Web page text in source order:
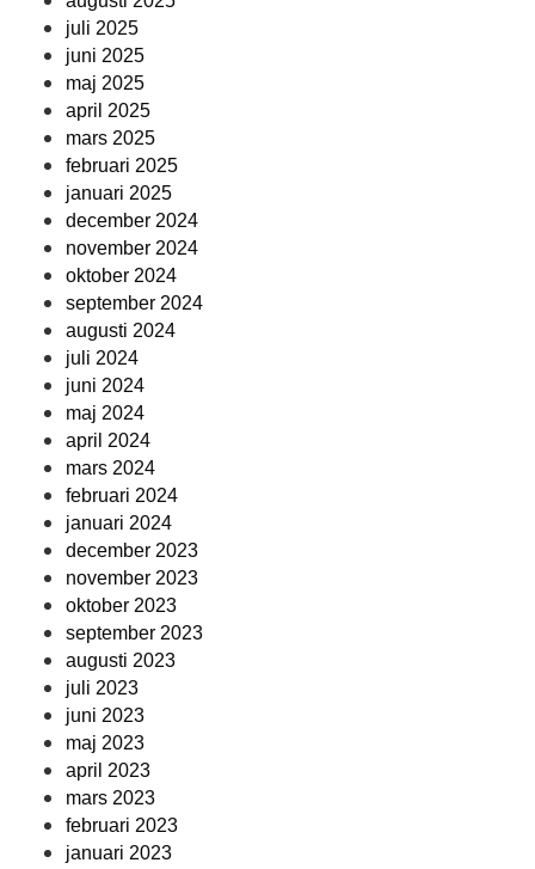
juli 2025
juni 2025
maj 2025
april 2025
mars 2025
februari 2025
januari 2025
december 2024
november 2024
oktober 2024
september 2024
augusti 2024
juli 2024
juni 2024
maj 2024
april 2024
mars 2024
februari 2024
januari 2024
december 2023
november 2023
oktober 2023
september 2023
augusti 2023
juli 2023
juni 2023
maj 2023
april 2023
mars 2023
februari 2023
januari 2023